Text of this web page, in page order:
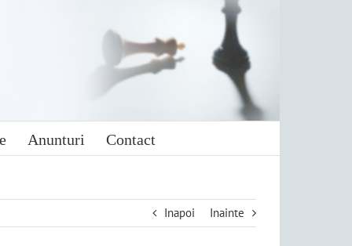
Anunturi Contact
Inapoi Inainte